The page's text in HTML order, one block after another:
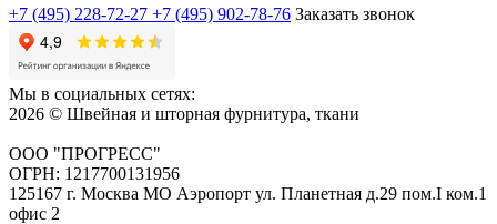
+7 (495) 228-72-27 +7 (495) 902-78-76 Заказать звонок
Мы в социальных сетях:
2026 © Швейная и шторная фурнитура, ткани
ООО "ПРОГРЕСС"
ОГРН: 1217700131956
125167 г. Москва МО Аэропорт ул. Планетная д.29 пом.I ком.1
офис 2